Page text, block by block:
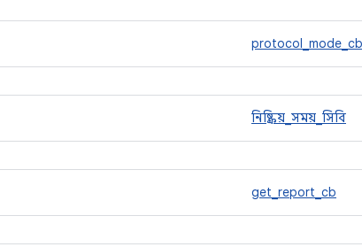
protocol_mode_cb
নিষ্ক্রিয়_সময়_সিবি
get_report_cb